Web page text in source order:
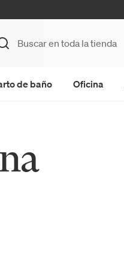
de baño Oficina